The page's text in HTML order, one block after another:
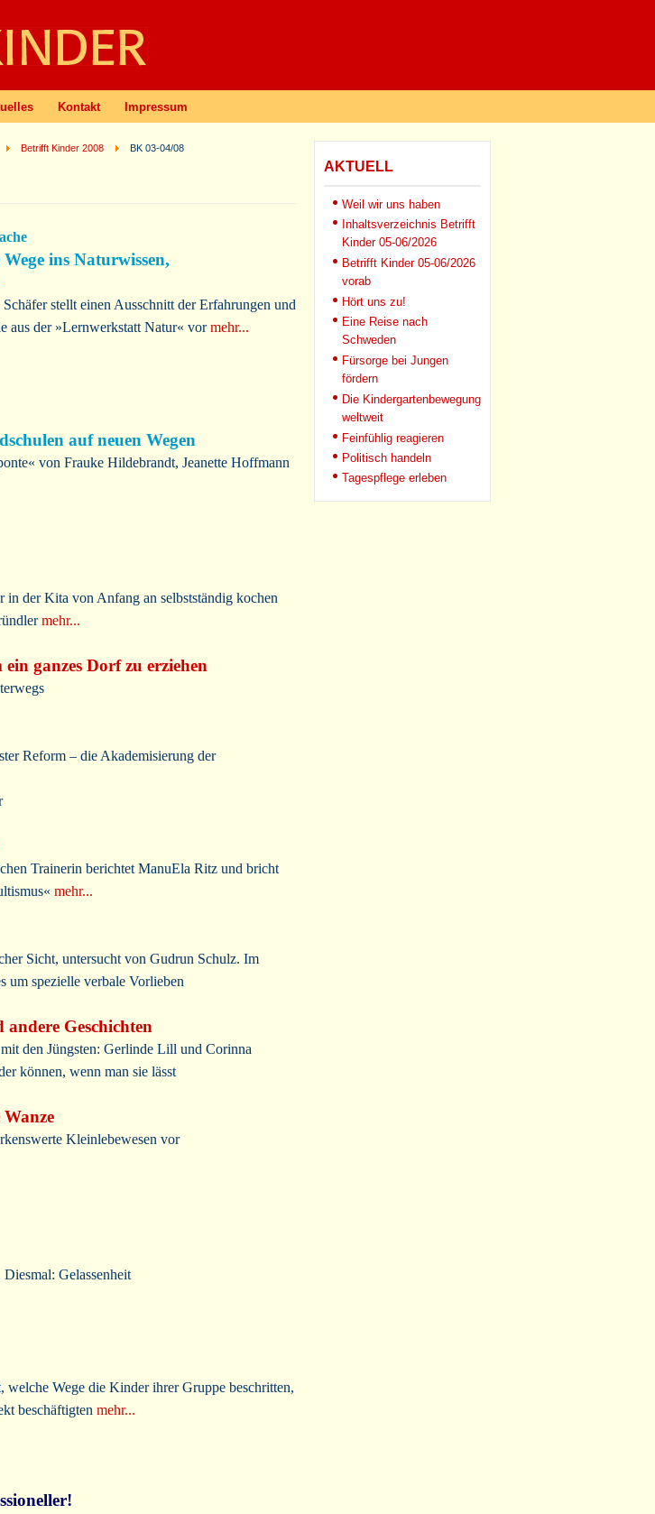
Kontakt Impressum
Betrifft Kinder 2008 BK 03-04/08
ins Naturwissen,
stellt einen Ausschnitt der Erfahrungen und
aus der »Lernwerkstatt Natur« vormehr...
auf neuen Wegen
von Frauke Hildebrandt, Jeanette Hoffmann
der Kita von Anfang an selbstständig kochen
mehr...
ganzes Dorf zu erziehen
Reform – die Akademisierung der
Trainerin berichtet ManuEla Ritz und bricht
mehr...
Sicht, untersucht von Gudrun Schulz. Im
um spezielle verbale Vorlieben
Geschichten
den Jüngsten: Gerlinde Lill und Corinna
können, wenn man sie lässt
Kleinlebewesen vor
Gelassenheit
welche Wege die Kinder ihrer Gruppe beschritten,
beschäftigten mehr...
AKTUELL
Weil wir uns haben
Inhaltsverzeichnis Betrifft
Kinder 05-06/2026
Betrifft Kinder 05-06/2026
vorab
Hört uns zu!
Eine Reise nach
Schweden
Fürsorge bei Jungen
fördern
Die Kindergartenbewegung
weltweit
Feinfühlig reagieren
Politisch handeln
Tagespflege erleben